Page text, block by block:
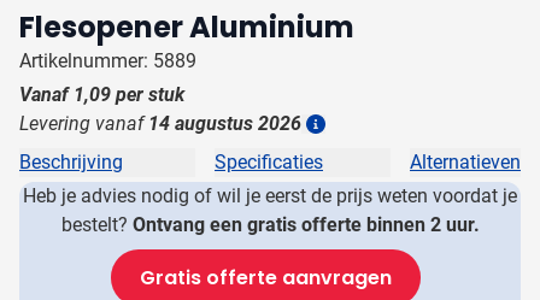
Flesopener Aluminium
Artikelnummer: 5889
Vanaf 1,09 per stuk
Levering vanaf 14 augustus 2026
Beschrijving Specificaties
Alternatieven
Heb je advies nodig of wil je eerst de prijs weten voordat je
bestelt? Ontvang een gratis offerte binnen 2 uur.
Gratis offerte aanvragen